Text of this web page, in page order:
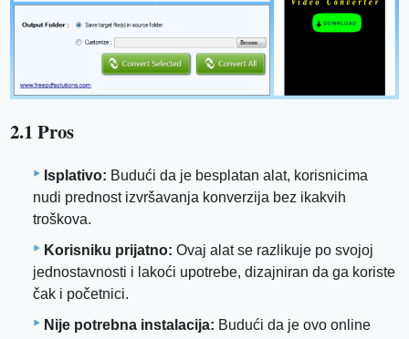
2.1 Pros
Isplativo: Budući da je besplatan alat, korisnicima
nudi prednost izvršavanja konverzija bez ikakvih
troškova.
Korisniku prijatno: Ovaj alat se razlikuje po svojoj
jednostavnosti i lakoći upotrebe, dizajniran da ga koriste
čak i početnici.
Nije potrebna instalacija: Budući da je ovo online